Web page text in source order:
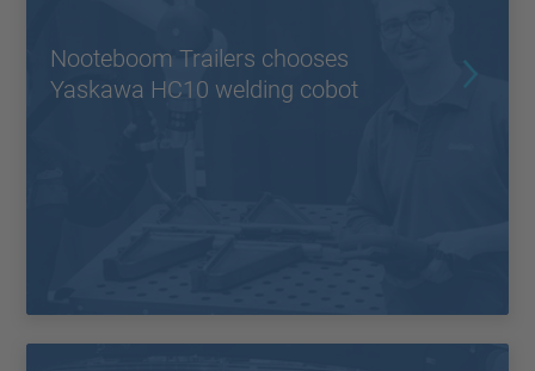
Nooteboom Trailers chooses
Yaskawa HC10 welding cobot